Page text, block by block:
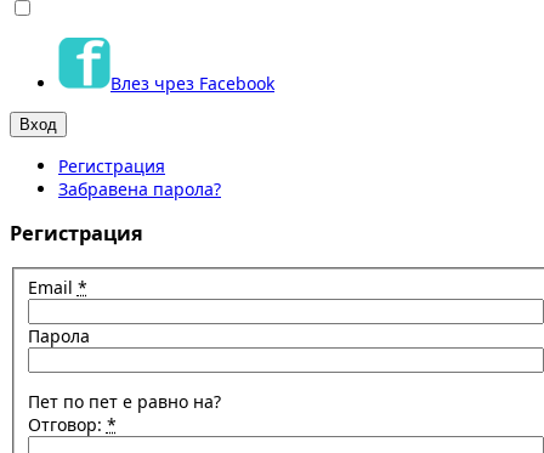
Влез чрез Facebook
Регистрация
Забравена парола?
Регистрация
Email *
Парола
Пет по пет е равно на?
Отговор: *